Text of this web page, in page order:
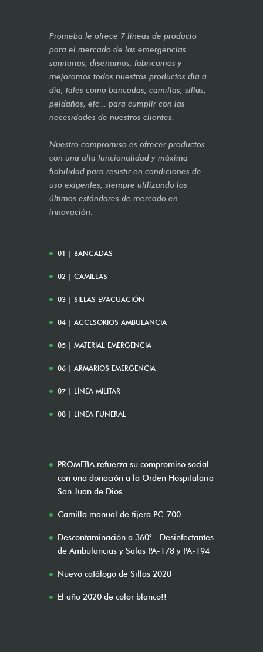
Promeba le ofrece 7 líneas de producto
para el mercado de las emergencias
sanitarias, diseñamos, fabricamos y
mejoramos todos nuestros productos día a
día, tales como bancadas, camillas, sillas,
peldaños, etc... para cumplir con las
necesidades de nuestros clientes.
Nuestro compromiso es ofrecer productos
con una alta funcionalidad y máxima
fiabilidad para resistir en condiciones de
uso exigentes, siempre utilizando los
últimos estándares de mercado en
innovación.
01 | BANCADAS
02 | CAMILLAS
03 | SILLAS EVACUACIÓN
04 | ACCESORIOS AMBULANCIA
05 | MATERIAL EMERGENCIA
06 | ARMARIOS EMERGENCIA
07 | LÍNEA MILITAR
08 | LINEA FUNERAL
PROMEBA refuerza su compromiso social
con una donación a la Orden Hospitalaria
San Juan de Dios
Camilla manual de tijera PC-700
Descontaminación a 360° : Desinfectantes
de Ambulancias y Salas PA-178 y PA-194
Nuevo catálogo de Sillas 2020
El año 2020 de color blanco!!